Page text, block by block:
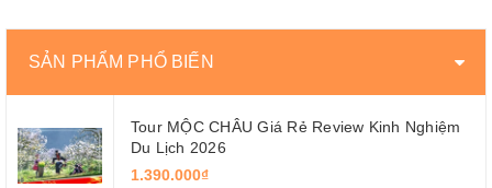
SẢN PHẨM PHỔ BIẾN
Tour MỘC CHÂU Giá Rẻ Review Kinh Nghiệm
Du Lịch 2026
1.390.000₫